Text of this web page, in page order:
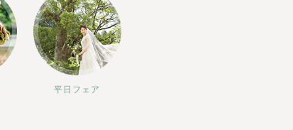
平日フェア